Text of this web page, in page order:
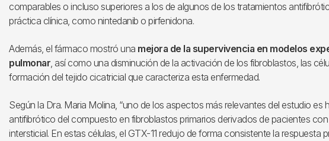
comparables o incluso superiores a los de algunos de los tratamientos
práctica clínica, como nintedanib o pirfenidona.
Además, el fármaco mostró una mejora de la supervivencia en modelos
pulmonar, así como una disminución de la activación de los fibroblastos, las
formación del tejido cicatricial que caracteriza esta enfermedad.
Según la Dra. Maria Molina, “uno de los aspectos más relevantes del estudio es
antifibrótico del compuesto en fibroblastos primarios derivados de pacientes
intersticial. En estas células, el GTX-11 redujo de forma consistente la respuesta